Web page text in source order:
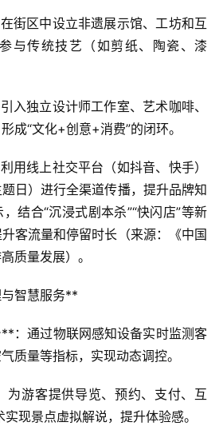
街区中设立非遗展示馆、工坊和互
与传统技艺（如剪纸、陶瓷、漆
入独立设计师工作室、艺术咖啡、
成“文化+创意+消费”的闭环。
用线上社交平台（如抖音、快手）
日）进行全渠道传播，提升品牌知
结合“沉浸式剧本杀”“快闪店”等新
客流量和停留时长（来源：《中国
质量发展）。
智慧服务**
：通过物联网感知设备实时监测客
质量等指标，实现动态调控。
游客提供导览、预约、支付、互
实现景点虚拟解说，提升体验感。